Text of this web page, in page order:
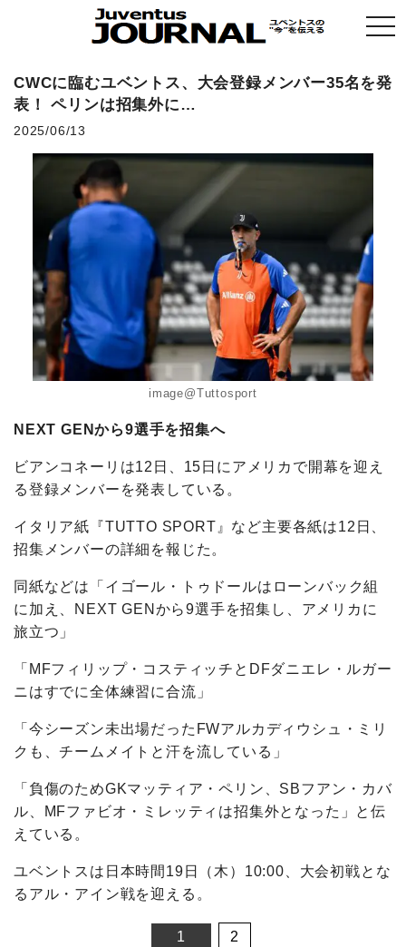
CWCに臨むユベントス、大会登録メンバー35名を発
表！ ペリンは招集外に…
2025/06/13
image@Tuttosport
NEXT GENから9選手を招集へ
ビアンコネーリは12日、15日にアメリカで開幕を迎え
る登録メンバーを発表している。
イタリア紙『TUTTO SPORT』など主要各紙は12日、
招集メンバーの詳細を報じた。
同紙などは「イゴール・トゥドールはローンバック組
に加え、NEXT GENから9選手を招集し、アメリカに
旅立つ」
「MFフィリップ・コスティッチとDFダニエレ・ルガー
ニはすでに全体練習に合流」
「今シーズン未出場だったFWアルカディウシュ・ミリ
クも、チームメイトと汗を流している」
「負傷のためGKマッティア・ペリン、SBフアン・カバ
ル、MFファビオ・ミレッティは招集外となった」と伝
えている。
ユベントスは日本時間19日（木）10:00、大会初戦とな
るアル・アイン戦を迎える。
1 2